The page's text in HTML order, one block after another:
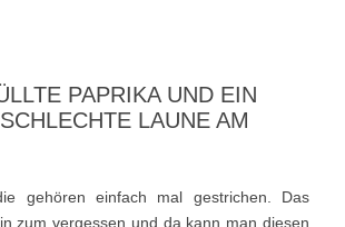
PAPRIKA UND EIN
LAUNE AM
gehören einfach mal gestrichen. Das
zum vergessen und da kann man diesen